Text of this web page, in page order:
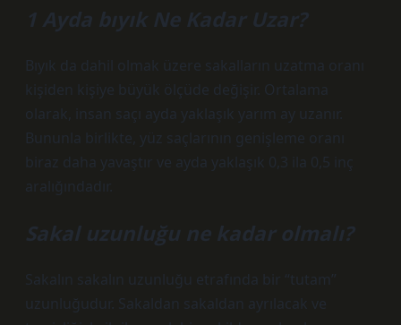
1 Ayda bıyık Ne Kadar Uzar?
Bıyık da dahil olmak üzere sakalların uzatma oranı
kişiden kişiye büyük ölçüde değişir. Ortalama
olarak, insan saçı ayda yaklaşık yarım ay uzanır.
Bununla birlikte, yüz saçlarının genişleme oranı
biraz daha yavaştır ve ayda yaklaşık 0,3 ila 0,5 inç
aralığındadır.
Sakal uzunluğu ne kadar olmalı?
Sakalın sakalın uzunluğu etrafında bir “tutam”
uzunluğudur. Sakaldan sakaldan ayrılacak ve